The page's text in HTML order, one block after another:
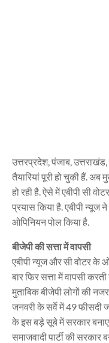
उत्तरप्रदेश, पंजाब,
तैयारियां पूरी हो चुकी हैं. अब
हो रही है. ऐसे में एबीपी सी
प्रयास किया है. एबीपी न्यूज
ओपिनियन पोल किया है.
बीजेपी की सत्ता में वापसी
एबीपी न्यूज और सी वोटर के
बार फिर सत्ता में वापसी
मुताबिक बीजेपी लोगों की
जनवरी के सर्वे में 49 फीसदी
के इस बड़े सूबे में सरकार
समाजवादी पार्टी की